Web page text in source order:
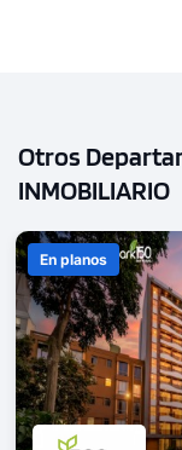
Otros
INMOBILIARIO
En planos